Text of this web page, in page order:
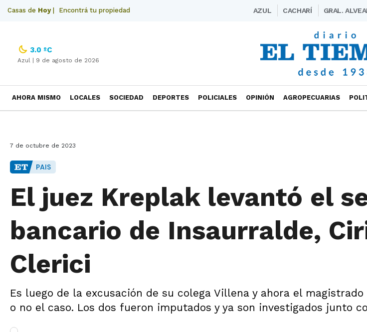
Casas de Hoy| Encontrá tu propiedad AZUL CACHARÍ GRAL.
3.0 ºC
Azul | 9 de agosto de 2026
AHORA MISMO LOCALES SOCIEDAD DEPORTES POLICIALES OPINIÓN AGROPECUARIAS
7 de octubre de 2023
PAIS
El juez Kreplak levantó el
bancario de Insaurralde,
Clerici
Es luego de la excusación de su colega Villena y ahora el
o no el caso. Los dos fueron imputados y ya son investigados junto